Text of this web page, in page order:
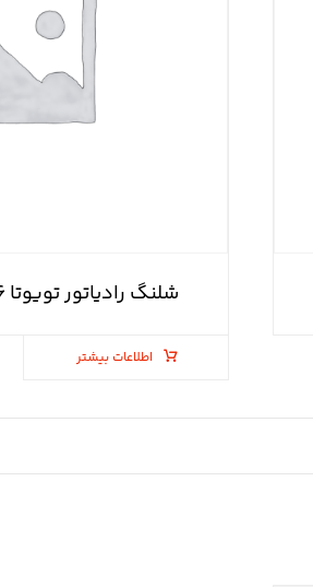
شلنگ رادیاتور تویوتا gt۸۶ (جی تی ۸۶)
اطلاعات بیشتر